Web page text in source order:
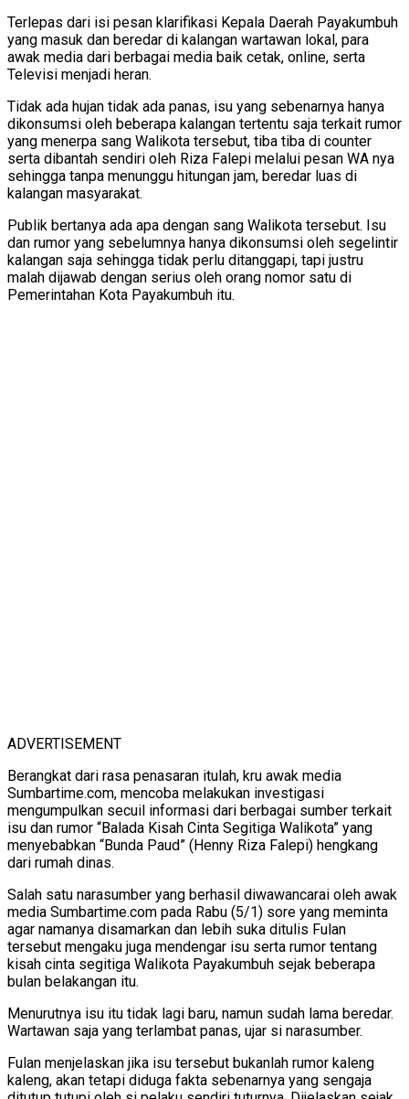
Terlepas dari isi pesan klarifikasi Kepala Daerah Payakumbuh
yang masuk dan beredar di kalangan wartawan lokal, para
awak media dari berbagai media baik cetak, online, serta
Televisi menjadi heran.
Tidak ada hujan tidak ada panas, isu yang sebenarnya hanya
dikonsumsi oleh beberapa kalangan tertentu saja terkait rumor
yang menerpa sang Walikota tersebut, tiba tiba di counter
serta dibantah sendiri oleh Riza Falepi melalui pesan WA nya
sehingga tanpa menunggu hitungan jam, beredar luas di
kalangan masyarakat.
Publik bertanya ada apa dengan sang Walikota tersebut. Isu
dan rumor yang sebelumnya hanya dikonsumsi oleh segelintir
kalangan saja sehingga tidak perlu ditanggapi, tapi justru
malah dijawab dengan serius oleh orang nomor satu di
Pemerintahan Kota Payakumbuh itu.
ADVERTISEMENT
Berangkat dari rasa penasaran itulah, kru awak media
Sumbartime.com, mencoba melakukan investigasi
mengumpulkan secuil informasi dari berbagai sumber terkait
isu dan rumor “Balada Kisah Cinta Segitiga Walikota” yang
menyebabkan “Bunda Paud” (Henny Riza Falepi) hengkang
dari rumah dinas.
Salah satu narasumber yang berhasil diwawancarai oleh awak
media Sumbartime.com pada Rabu (5/1) sore yang meminta
agar namanya disamarkan dan lebih suka ditulis Fulan
tersebut mengaku juga mendengar isu serta rumor tentang
kisah cinta segitiga Walikota Payakumbuh sejak beberapa
bulan belakangan itu.
Menurutnya isu itu tidak lagi baru, namun sudah lama beredar.
Wartawan saja yang terlambat panas, ujar si narasumber.
Fulan menjelaskan jika isu tersebut bukanlah rumor kaleng
kaleng, akan tetapi diduga fakta sebenarnya yang sengaja